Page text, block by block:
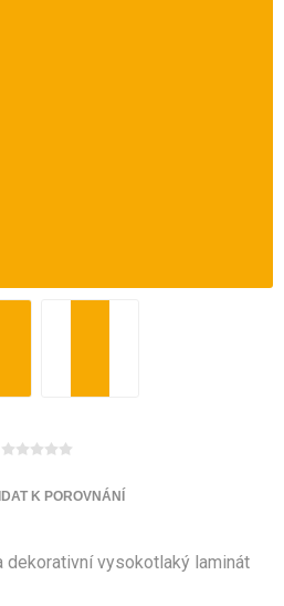
K POROVNÁNÍ
dekorativní vysokotlaký laminát